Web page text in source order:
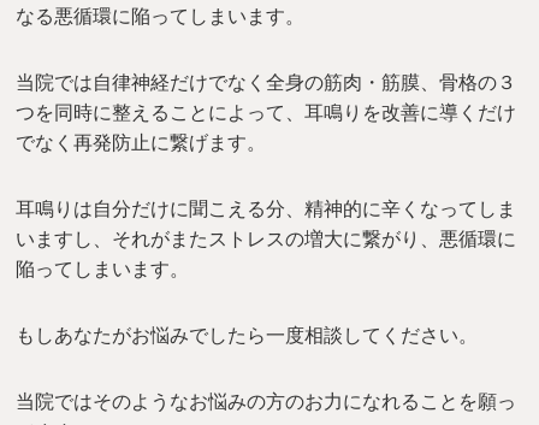
なる悪循環に陥ってしまいます。
当院では自律神経だけでなく全身の筋肉・筋膜、骨格の３
つを同時に整えることによって、耳鳴りを改善に導くだけ
でなく再発防止に繋げます。
耳鳴りは自分だけに聞こえる分、精神的に辛くなってしま
いますし、それがまたストレスの増大に繋がり、悪循環に
陥ってしまいます。
もしあなたがお悩みでしたら一度相談してください。
当院ではそのようなお悩みの方のお力になれることを願っ